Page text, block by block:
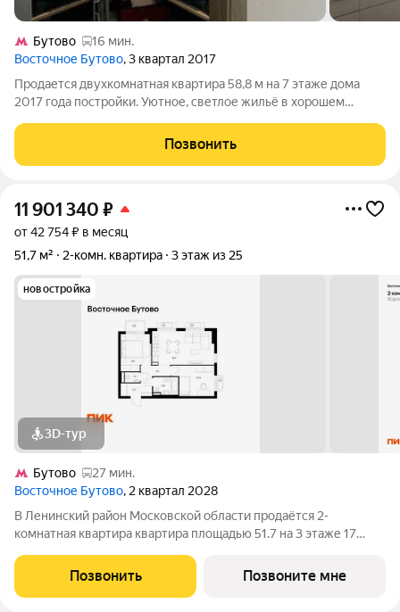
Бутово
16 мин.
Восточное Бутово, 3 квартал 2017
Продается двухкомнатная квартира 58,8 м на 7 этаже дома
2017 года постройки. Уютное, светлое жильё в хорошем
Сделан качественный евро-ремонт
Позвонить
11 901 340 ₽
от 42 754 ₽ в месяц
51,7 м²
2-комн. квартира 3 этаж из 25
новостройка
3D-тур
Бутово
27 мин.
Восточное Бутово, 2 квартал 2028
В Ленинский район Московской области продаётся 2-
комнатная квартира квартира площадью 51.7 на 3 этаже 17
«Восточное Бутово». Удобное расположение 20 минут на
автомобиле до станций метро и МЦД «Бульвар
Позвонить Позвоните мне